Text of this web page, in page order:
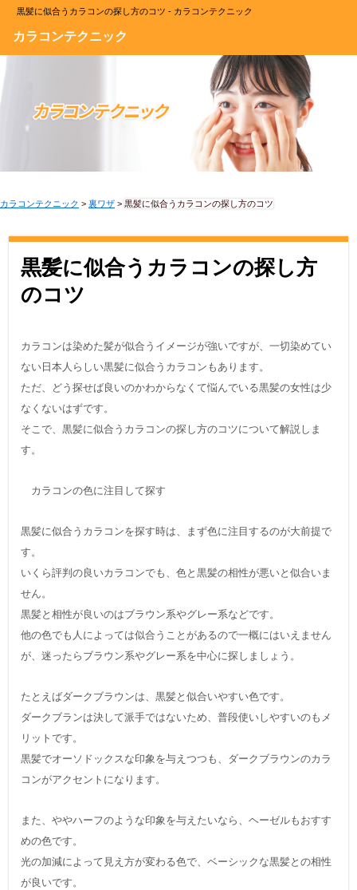
黒髪に似合うカラコンの探し方のコツ - カラコンテクニック
カラコンテクニック
カラコンテクニック > 裏ワザ > 黒髪に似合うカラコンの探し方のコツ
黒髪に似合うカラコンの探し方
のコツ
カラコンは染めた髪が似合うイメージが強いですが、一切染めてい
ない日本人らしい黒髪に似合うカラコンもあります。
ただ、どう探せば良いのかわからなくて悩んでいる黒髪の女性は少
なくないはずです。
そこで、黒髪に似合うカラコンの探し方のコツについて解説しま
す。
カラコンの色に注目して探す
黒髪に似合うカラコンを探す時は、まず色に注目するのが大前提で
す。
いくら評判の良いカラコンでも、色と黒髪の相性が悪いと似合いま
せん。
黒髪と相性が良いのはブラウン系やグレー系などです。
他の色でも人によっては似合うことがあるので一概にはいえません
が、迷ったらブラウン系やグレー系を中心に探しましょう。
たとえばダークブラウンは、黒髪と似合いやすい色です。
ダークブランは決して派手ではないため、普段使いしやすいのもメ
リットです。
黒髪でオーソドックスな印象を与えつつも、ダークブラウンのカラ
コンがアクセントになります。
また、ややハーフのような印象を与えたいなら、ヘーゼルもおすす
めの色です。
光の加減によって見え方が変わる色で、ベーシックな黒髪との相性
が良いです。